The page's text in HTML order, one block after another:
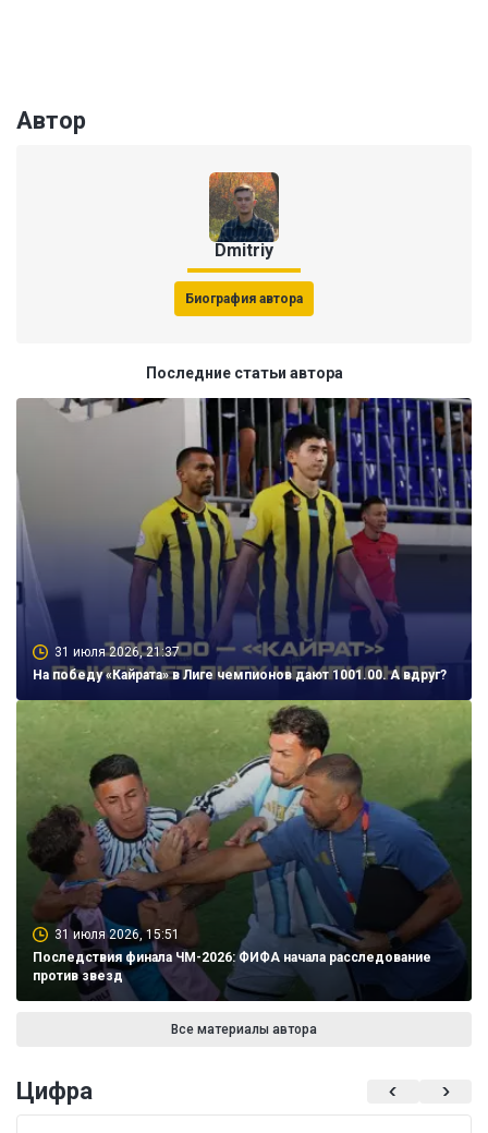
Автор
Dmitriy
Биография автора
Последние статьи автора
31 июля 2026, 21:37
На победу «Кайрата» в Лиге чемпионов дают 1001.00. А вдруг?
31 июля 2026, 15:51
Последствия финала ЧМ-2026: ФИФА начала расследование
против звезд
Все материалы автора
Цифра